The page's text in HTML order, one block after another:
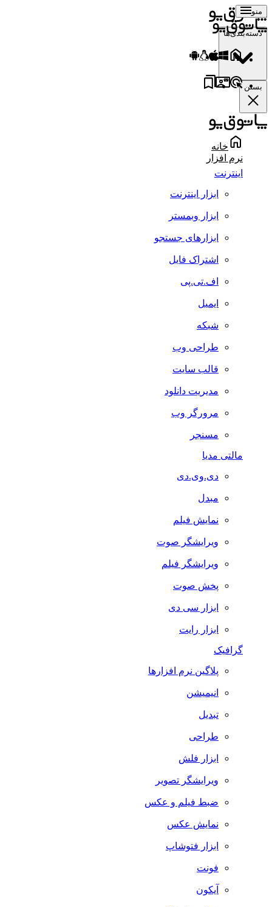
منو
دسته‌بندی‌ها
بستن
خانه
نرم افزار
اینترنت
ابزار اینترنت
ابزار وبمستر
ابزارهای جستجو
اشتراک فایل
اف.تی.پی
ایمیل
شبکه
طراحی وب
قالب سایت
مدیریت دانلود
مرورگر وب
مسنجر
مالتی مدیا
دی.وی.دی
مبدل
نمایش فیلم
ویرایشگر صوت
ویرایشگر فیلم
پخش صوت
ابزار سی دی
ابزار رایت
گرافیک
پلاگین نرم افزارها
انیمیشن
تبدیل
طراحی
ابزار فلش
ویرایشگر تصویر
ضبط فيلم و عكس
نمایش عکس
ابزار فتوشاپ
فونت
آیکون